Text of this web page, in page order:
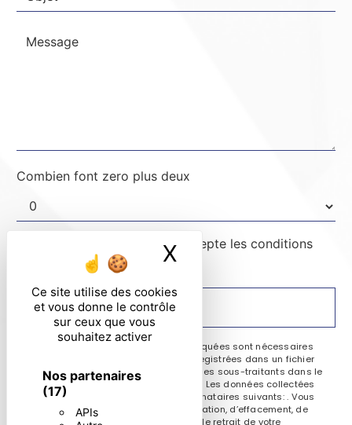
Ce site utilise des cookies
et vous donne le contrôle
sur ceux que vous
souhaitez activer
Nos partenaires
(17)
APIs
X Masquer le
Combien font zero plus deux
En cochant cette case, j'accepte les conditions
particulières ci-dessous **
ENVOYER
** Les données personnelles communiquées sont nécessaires
aux fins de vous contacter et sont enregistrées dans un fichier
informatisé. Elles sont destinées à et ses sous-traitants dans le
seul but de répondre à votre message. Les données collectées
seront communiquées aux seuls destinataires suivants: . Vous
disposez de droits d’accès, de rectification, d’effacement, de
portabilité, de limitation, d’opposition, de retrait de votre